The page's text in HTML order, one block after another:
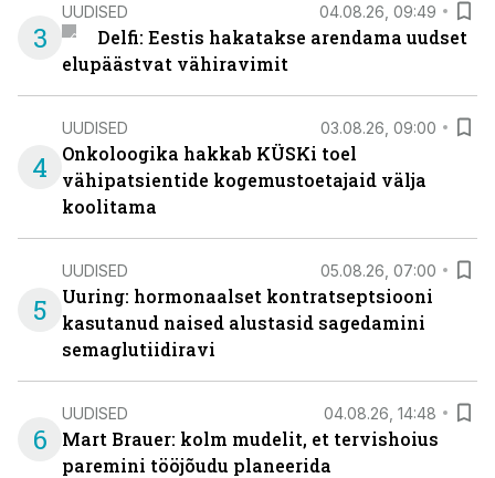
3
UUDISED 04.08.26, 09:49
Delfi: Eestis hakatakse arendama uudset
elupäästvat vähiravimit
4
UUDISED 03.08.26, 09:00
Onkoloogika hakkab KÜSKi toel
vähipatsientide kogemustoetajaid välja
koolitama
5
UUDISED 05.08.26, 07:00
Uuring: hormonaalset kontratseptsiooni
kasutanud naised alustasid sagedamini
semaglutiidiravi
6
UUDISED 04.08.26, 14:48
Mart Brauer: kolm mudelit, et tervishoius
paremini tööjõudu planeerida